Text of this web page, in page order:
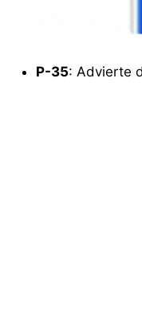
P-35: Advierte